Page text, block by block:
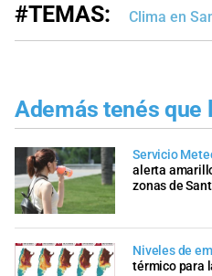
#TEMAS: Clima en
Además tenés que
Servicio
alerta
zonas de
Niveles de
térmico para